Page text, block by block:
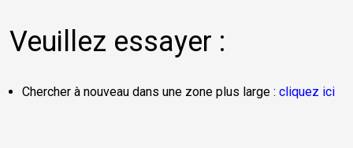
Veuillez essayer :
Chercher à nouveau dans une zone plus large : cliquez ici